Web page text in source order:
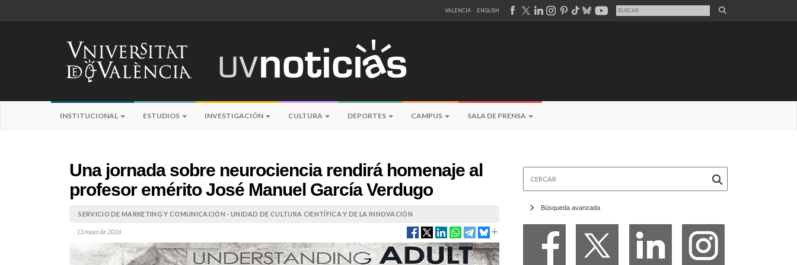
VALENCIÀ ENGLISH
INSTITUCIONAL ESTUDIOS INVESTIGACIÓN CULTURA DEPORTES CAMPUS SALA DE PRENSA
Una jornada sobre neurociencia rendirá homenaje al
profesor emérito José Manuel García Verdugo
SERVICIO DE MARKETING Y COMUNICACIÓN - UNIDAD DE CULTURA CIENTÍFICA Y DE LA INNOVACIÓN
13 mayo de 2026
Búsqueda avanzada